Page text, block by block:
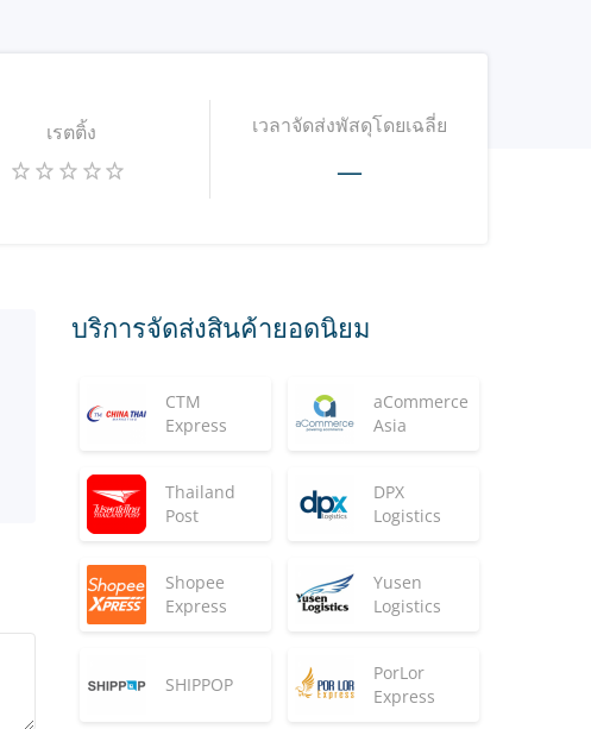
เรตติ้ง เวลาจัดส่งพัสดุโดยเฉลี่ย
—
บริการจัดส่งสินค้ายอดนิยม
CTM
Express
aCommerce
Asia
Thailand
Post
DPX
Logistics
Shopee
Express
Yusen
Logistics
SHIPPOP
PorLor
Express